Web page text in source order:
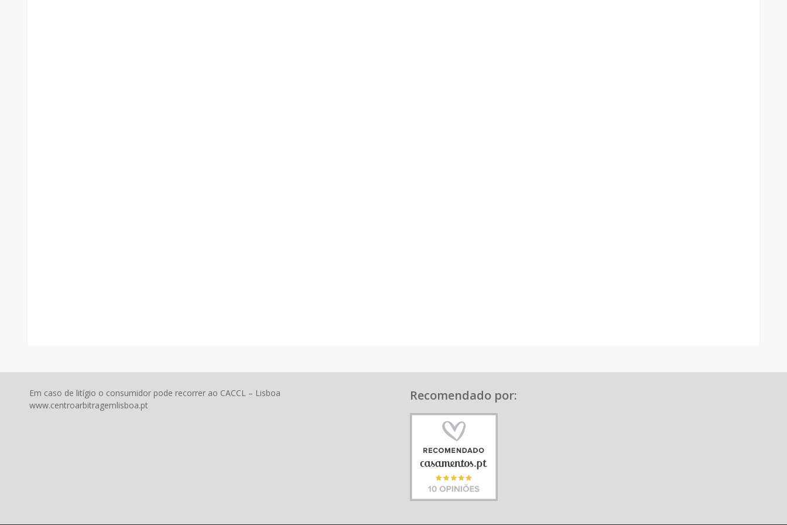
Em caso de litígio o consumidor pode recorrer ao CACCL – Lisboa
www.centroarbitragemlisboa.pt
Recomendado por: